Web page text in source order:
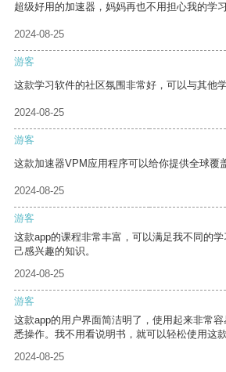
超级好用的加速器，妈妈再也不用担心我的学
2024-08-25
游客
这款学习软件的社区氛围非常好，可以与其他
2024-08-25
游客
这款加速器VPM应用程序可以给你提供全球覆
2024-08-25
游客
这款app的课程非常丰富，可以满足我不同的
己感兴趣的知识。
2024-08-25
游客
这款app的用户界面简洁明了，使用起来非常
悉操作。我不用看说明书，就可以轻松使用这款
2024-08-25